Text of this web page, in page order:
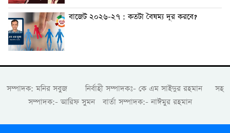
বাজেট ২০২৬-২৭ : কতটা বৈষম্য দূর করবে?
সম্পাদক: মনির সবুজ নির্বাহী সম্পাদকঃ- কে এম সাইদুর রহমান সহ
সম্পাদক:- আরিফ সুমন বার্তা সম্পাদক:- নাঈমুর রহমান